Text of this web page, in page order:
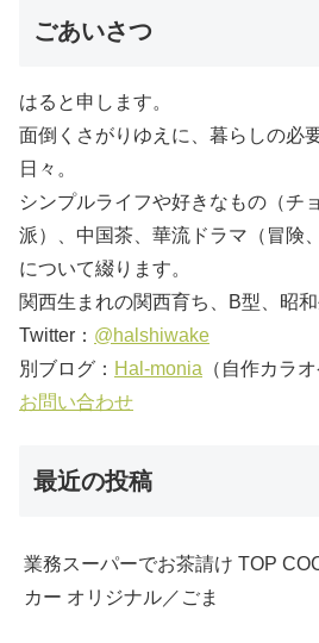
ごあいさつ
はると申します。
面倒くさがりゆえに、暮らしの必
日々。
シンプルライフや好きなもの（チ
派）、中国茶、華流ドラマ（冒険
について綴ります。
関西生まれの関西育ち、B型、昭和
Twitter： @halshiwake
別ブログ： Hal-monia （自作カラ
お問い合わせ
最近の投稿
業務スーパーでお茶請け TOP
カー オリジナル／ごま